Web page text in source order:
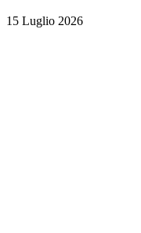
15 Luglio 2026